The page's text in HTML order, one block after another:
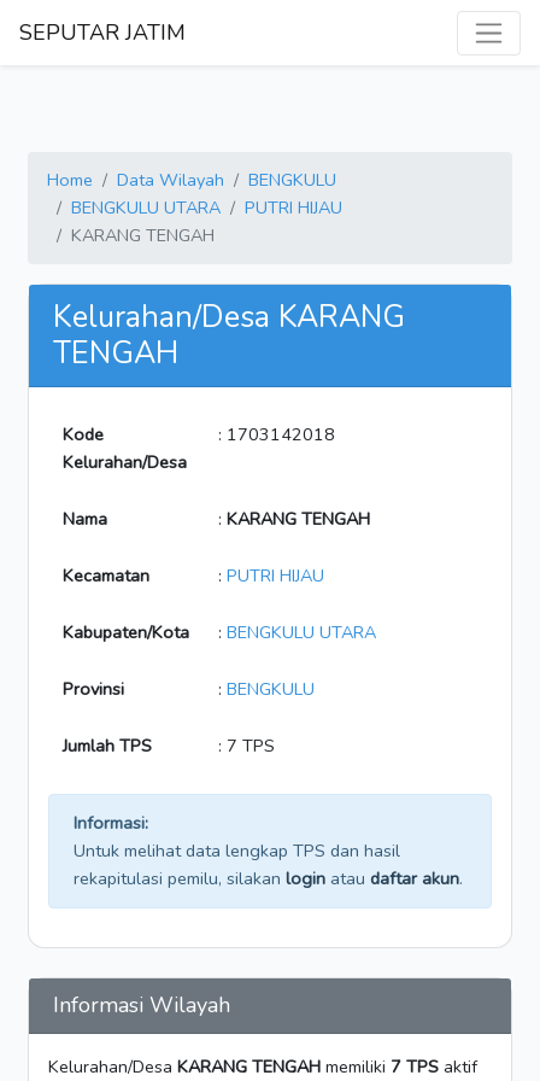
SEPUTAR JATIM
Home Data Wilayah
BENGKULU
BENGKULU UTARA
PUTRI HIJAU
KARANG TENGAH
Kelurahan/Desa KARANG
TENGAH
Kode
Kelurahan/Desa
: 1703142018
Nama : KARANG TENGAH
Kecamatan : PUTRI HIJAU
Kabupaten/Kota : BENGKULU UTARA
Provinsi : BENGKULU
Jumlah TPS : 7 TPS
Informasi:
Untuk melihat data lengkap TPS dan hasil
rekapitulasi pemilu, silakan login atau daftar akun.
Informasi Wilayah
Kelurahan/Desa KARANG TENGAH memiliki 7 TPS aktif